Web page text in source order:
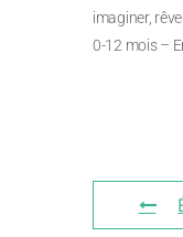
imaginer,
0-12 mois –